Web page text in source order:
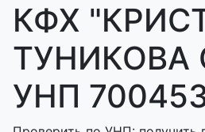
КФХ
ТУНИКОВА
УНП